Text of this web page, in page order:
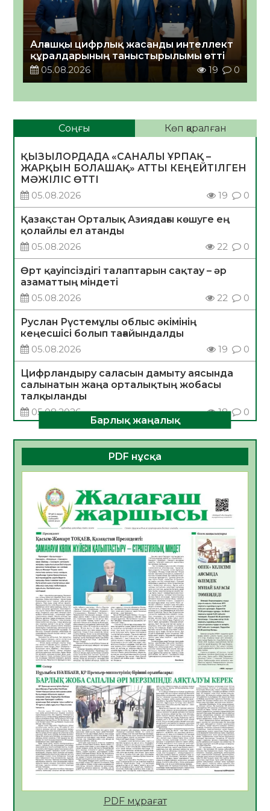
Алғашқы цифрлық жасанды интеллект
құралдарының таныстырылымы өтті
05.08.2026
19 0
Соңғы Көп қаралған
ҚЫЗЫЛОРДАДА «САНАЛЫ ҰРПАҚ –
ЖАРҚЫН БОЛАШАҚ» АТТЫ КЕҢЕЙТІЛГЕН
МӘЖІЛІС ӨТТІ
05.08.2026
19 0
Қазақстан Орталық Азиядағы көшуге ең
қолайлы ел атанды
05.08.2026
22 0
Өрт қауіпсіздігі талаптарын сақтау – әр
азаматтың міндеті
05.08.2026
22 0
Руслан Рүстемұлы облыс әкімінің
кеңесшісі болып тағайындалды
05.08.2026
19 0
Цифрландыру саласын дамыту аясында
салынатын жаңа орталықтың жобасы
талқыланды
05.08.2026
18 0
құралдарының таныстырылымы өтті
05.08.2026
19 0
Қазақстандықтардың 72,3%-ы жаңа
Құрылтай үшін дауыс беруге дайын
05.08.2026
21
ӘРБІР ДАУЫС – ҚОҒАМ ДАМУЫНА
ҚОСЫЛҒАН ҮЛЕС
05.08.2026
27
ҚҰРЫЛТАЙ САЙЛАУЫ – БІРЛІК ПЕН
ЖАУАПКЕРШІЛІККЕ БАСТАЙТЫН ҚАДАМ
05.08.2026
26
Мектептен – Ұлттық ұлан сапына
04.08.2026
36
Үкіметтік емес ұйымдарға арналған
сыйлықақы конкурсына өтінім қабылдау
басталды
04.08.2026
40
Үкіметте Президенттің отандық тауарды
қолдау жөніндегі тапсырмаларының
жүзеге асырылу барысы қаралуда
Жазғы лагерьде оқушылармен
Барлық жаңалық
PDF нұсқа
PDF мұрағат